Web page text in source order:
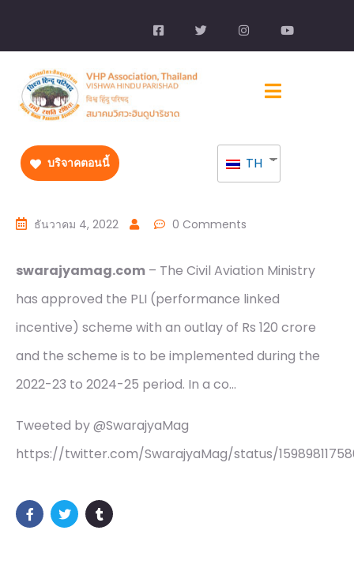
บริจาคตอนนี้ TH
ธันวาคม 4, 2022 0 Comments
swarajyamag.com – The Civil Aviation Ministry
has approved the PLI (performance linked
incentive) scheme with an outlay of Rs 120 crore
and the scheme is to be implemented during the
2022-23 to 2024-25 period. In a co…
Tweeted by @SwarajyaMag
https://twitter.com/SwarajyaMag/status/